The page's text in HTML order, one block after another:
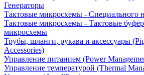
Генераторы
Тактовые микросхемы - Специального
Тактовые микросхемы - Тактовые
микросхемы
Трубы, шланги, рукава и аксессуары
Accessories)
Управление питанием (Power
Управление температурой (Thermal